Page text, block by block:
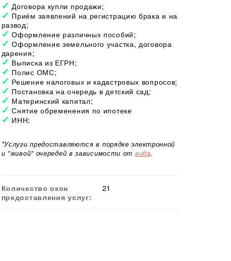
Договора купли продажи;
Приём заявлений на регистрацию брака и на
развод;
Оформление различных пособий;
Оформление земельного участка, договора
дарения;
Выписка из ЕГРН;
Полис ОМС;
Решение налоговых и кадастровых вопросов;
Постановка на очередь в детский сад;
Материнский капитал;
Снятие обременения по ипотеке
ИНН;
*Услуги предоставляются в порядке электронной
и "живой" очередей в зависимости от вида.
Количество окон
предоставления услуг:
21